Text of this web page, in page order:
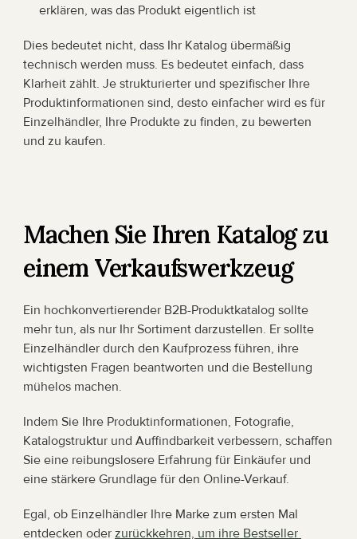
erklären, was das Produkt eigentlich ist
Dies bedeutet nicht, dass Ihr Katalog übermäßig
technisch werden muss. Es bedeutet einfach, dass
Klarheit zählt. Je strukturierter und spezifischer Ihre
Produktinformationen sind, desto einfacher wird es für
Einzelhändler, Ihre Produkte zu finden, zu bewerten
und zu kaufen.
Machen Sie Ihren Katalog zu
einem Verkaufswerkzeug
Ein hochkonvertierender B2B-Produktkatalog sollte
mehr tun, als nur Ihr Sortiment darzustellen. Er sollte
Einzelhändler durch den Kaufprozess führen, ihre
wichtigsten Fragen beantworten und die Bestellung
mühelos machen.
Indem Sie Ihre Produktinformationen, Fotografie,
Katalogstruktur und Auffindbarkeit verbessern, schaffen
Sie eine reibungslosere Erfahrung für Einkäufer und
eine stärkere Grundlage für den Online-Verkauf.
Egal, ob Einzelhändler Ihre Marke zum ersten Mal
entdecken oder zurückkehren, um ihre Bestseller